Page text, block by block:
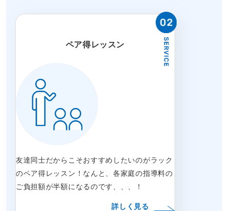
ペア得レッスン
友達同士だからこそおすすめしたいのがラック
のペア得レッスン！なんと、各家庭の指導料の
ご負担額が半額になるのです、、、！
詳しく見る